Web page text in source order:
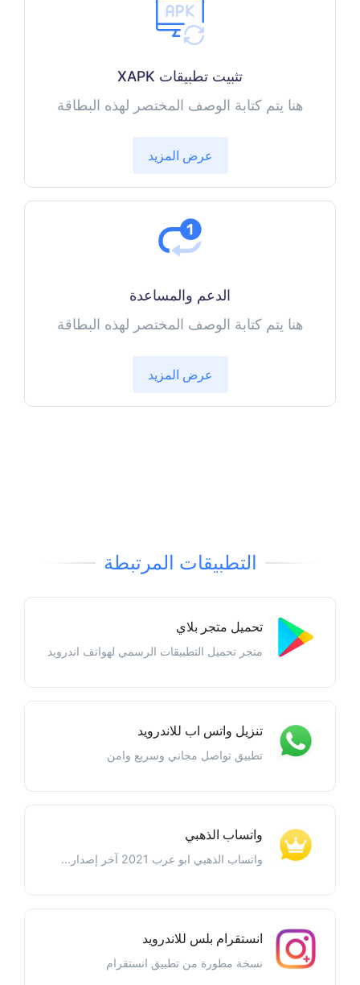
تثبيت تطبيقات XAPK
هنا يتم كتابة الوصف المختصر لهذه البطاقة
عرض المزيد
الدعم والمساعدة
هنا يتم كتابة الوصف المختصر لهذه البطاقة
عرض المزيد
التطبيقات المرتبطة
تحميل متجر بلاي
متجر تحميل التطبيقات الرسمي لهواتف اندرويد
تنزيل واتس اب للاندرويد
تطبيق تواصل مجاني وسريع وامن
واتساب الذهبي
واتساب الذهبي ابو عرب 2021 آخر إصدار...
انستقرام بلس للاندرويد
نسخة مطورة من تطبيق انستقرام